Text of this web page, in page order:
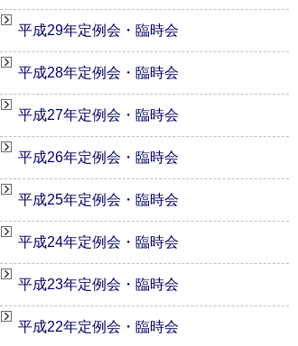
平成29年定例会・臨時会
平成28年定例会・臨時会
平成27年定例会・臨時会
平成26年定例会・臨時会
平成25年定例会・臨時会
平成24年定例会・臨時会
平成23年定例会・臨時会
平成22年定例会・臨時会